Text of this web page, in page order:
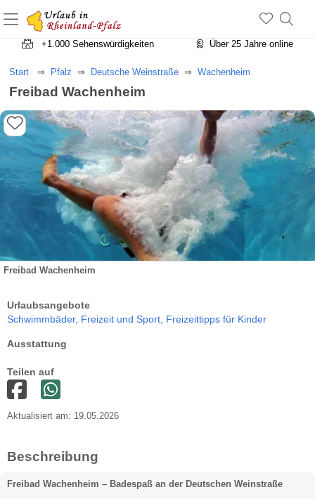
+1.500 Unterkünfte in Rheinland-Pfalz
+1.000 Sehenswürdigkeiten
Über 25 Jahre online
Start Pfalz Deutsche Weinstraße Wachenheim
Freibad Wachenheim
Freibad Wachenheim
Urlaubsangebote
Schwimmbäder, Freizeit und Sport, Freizeittipps für Kinder
Ausstattung
Teilen auf
Aktualisiert am: 19.05.2026
Beschreibung
Freibad Wachenheim – Badespaß an der Deutschen Weinstraße